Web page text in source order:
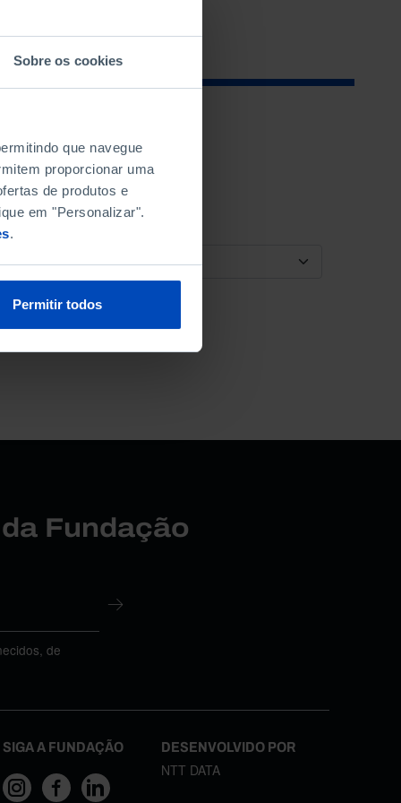
Sobre os cookies
que navegue
proporcionar uma
de produtos e
em "Personalizar".
.
Permitir todos
ORDENAR POR
Fundação
de
SIGA A FUNDAÇÃO DESENVOLVIDO POR
NTT DATA